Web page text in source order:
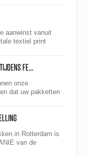
aanwinst vanuit
textiel print
FE...
onze
dat uw pakketten
in Rotterdam is
van de